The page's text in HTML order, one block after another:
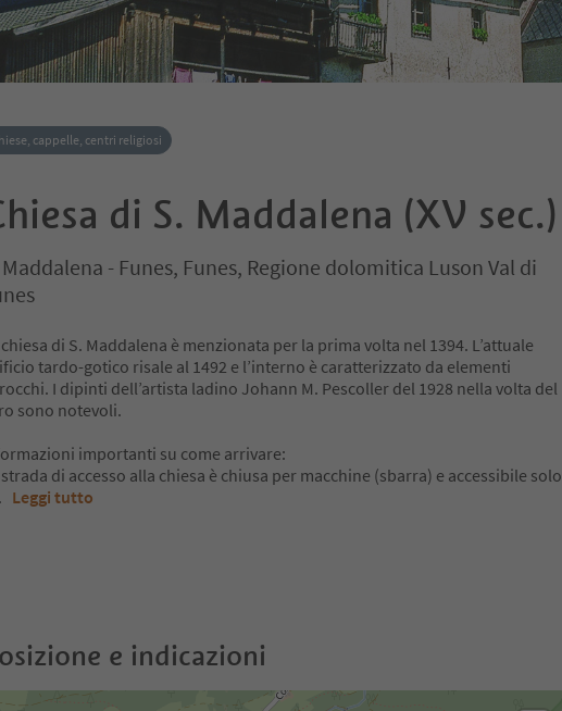
cappelle, centri religiosi
di S. Maddalena (XV sec.)
Maddalena - Funes, Funes, Regione dolomitica Luson Val di
di S. Maddalena è menzionata per la prima volta nel 1394. L’attuale
tardo-gotico risale al 1492 e l’interno è caratterizzato da elementi
I dipinti dell’artista ladino Johann M. Pescoller del 1928 nella volta del
sono notevoli.
importanti su come arrivare:
di accesso alla chiesa è chiusa per macchine (sbarra) e accessibile solo
Leggi tutto
e indicazioni